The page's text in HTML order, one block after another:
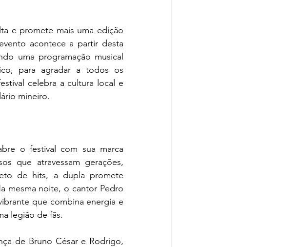
e promete mais uma edição
acontece a partir desta
uma programação musical
para agradar a todos os
celebra a cultura local e
mineiro.
o festival com sua marca
que atravessam gerações,
de hits, a dupla promete
mesma noite, o cantor Pedro
que combina energia e
legião de fãs.
de Bruno César e Rodrigo,